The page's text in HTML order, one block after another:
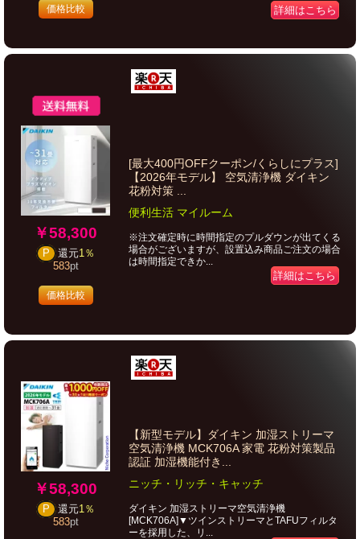
価格比較 詳細はこちら
￥58,300
P 還元1％
583pt
価格比較
[最大400円OFFクーポン/くらしにプラス]
【2026年モデル】 空気清浄機 ダイキン
花粉対策 ...
便利生活 マイルーム
※注文確定時に時間指定のプルダウンが出てくる
場合がございますが、設置込み商品ご注文の場合
は時間指定できか...
詳細はこちら
￥58,300
P 還元1％
583pt
【新型モデル】ダイキン 加湿ストリーマ
空気清浄機 MCK706A 家電 花粉対策製品
認証 加湿機能付き...
ニッチ・リッチ・キャッチ
ダイキン 加湿ストリーマ空気清浄機
[MCK706A]▼ツインストリーマとTAFUフィルタ
ーを採用した、リ...